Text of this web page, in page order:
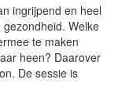
ingrijpend en heel
Welke
te maken
heen? Daarover
De sessie is